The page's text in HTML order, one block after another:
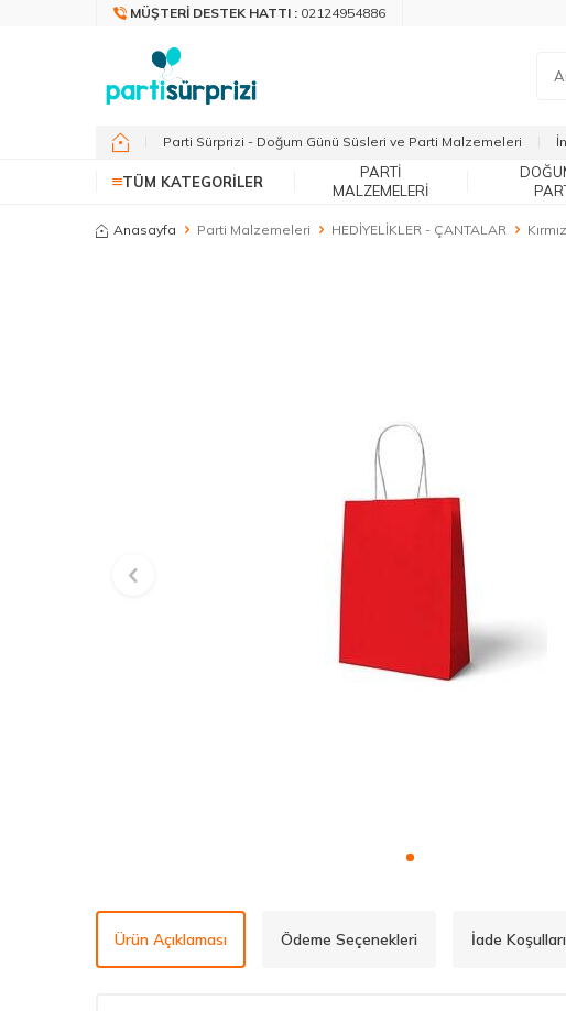
MÜŞTERI DESTEK HATTI : 02124954886
Parti Sürprizi - Doğum Günü Süsleri ve Parti Malzemeleri
TÜM KATEGORILER
PARTI
MALZEMELERI
Anasayfa Parti Malzemeleri HEDİYELİKLER - ÇANTALAR
Ürün Açıklaması Ödeme Seçenekleri İade Koşulları